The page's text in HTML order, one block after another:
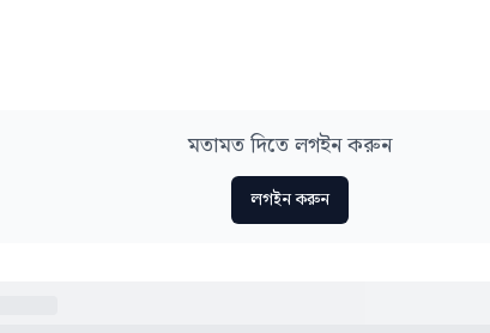
মতামত দিতে লগইন করুন
লগইন করুন